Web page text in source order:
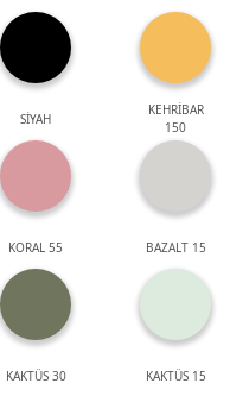
SİYAH
KEHRİBAR
150
KORAL 55 BAZALT 15
KAKTÜS 30 KAKTÜS 15